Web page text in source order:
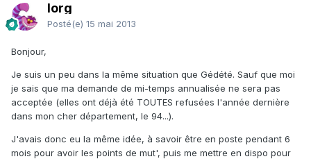
lorg
Posté(e) 15 mai 2013
Bonjour,
Je suis un peu dans la même situation que Gédété. Sauf que moi
je sais que ma demande de mi-temps annualisée ne sera pas
acceptée (elles ont déjà été TOUTES refusées l'année dernière
dans mon cher département, le 94...).
J'avais donc eu la même idée, à savoir être en poste pendant 6
mois pour avoir les points de mut', puis me mettre en dispo pour